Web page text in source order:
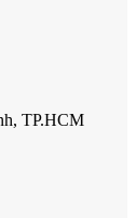
TP.HCM